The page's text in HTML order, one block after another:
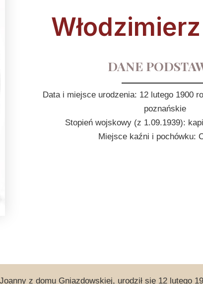
DANE
Data i miejsce urodzenia: 12 lutego 1900
poznańskie
Stopień wojskowy (z 1.09.1939):
Miejsce kaźni i pochówku:
z domu Gniazdowskiej, urodził się 12 lutego